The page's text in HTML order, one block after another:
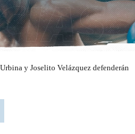
y Joselito Velázquez defenderán